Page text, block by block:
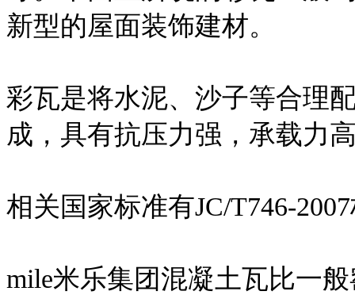
新型的屋面装饰建材。
彩瓦是将水泥、沙子等合理
成，具有抗压力强，承载力
相关国家标准有JC/T746-
mile米乐集团混凝土瓦比一